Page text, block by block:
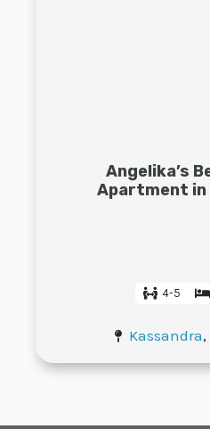
Angelika’s
Apartment in
4-5
Kassandra,